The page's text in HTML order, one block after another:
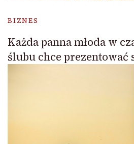
BIZNES
Każda panna młoda w
ślubu chce prezentować